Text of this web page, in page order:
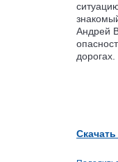
Андрей
дорогах.